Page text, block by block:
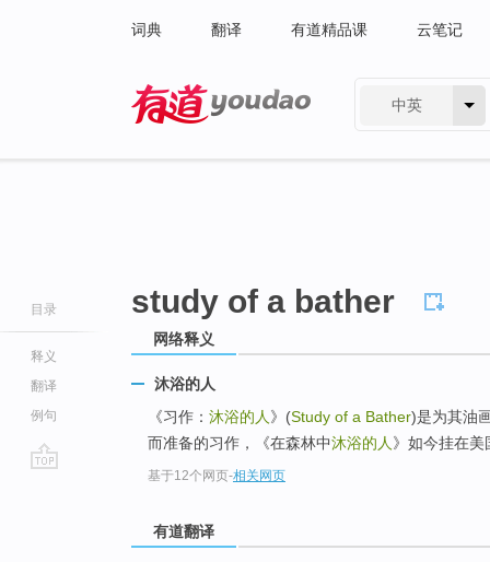
词典 翻译 有道精品课 云笔记
中英
目录
释义
翻译
例句
study of a bather
网络释义
沐浴的人
《习作： 沐浴的人 》(Study of a Bather)是为其油
而准备的习作，《在森林中沐浴的人 》如今挂在
基于12个网页-相关网页
有道翻译